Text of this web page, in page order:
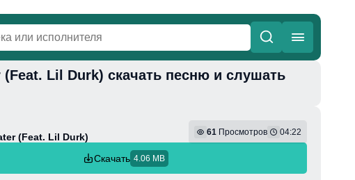
Lil Durk) скачать песню и слушать
(Feat. Lil Durk)
61 Просмотров 04:22
Скачать 4.06 MB